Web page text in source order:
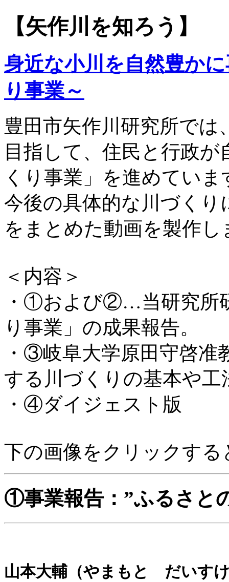
【矢作川を知ろう】
身近な小川を自然豊か
り事業～
豊田市矢作川研究所で
目指して、住民と行政
くり事業」を進めてい
今後の具体的な川づく
をまとめた動画を製作し
＜内容＞
・①および②…当研究所
り事業」の成果報告。
・③岐阜大学原田守啓准
する川づくりの基本や工
・④ダイジェスト版
下の画像をクリックす
①事業報告：”ふるさと
山本大輔（やまもと だいす